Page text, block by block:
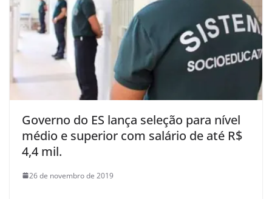
Governo do ES lança seleção para nível
médio e superior com salário de até R$
4,4 mil.
26 de novembro de 2019